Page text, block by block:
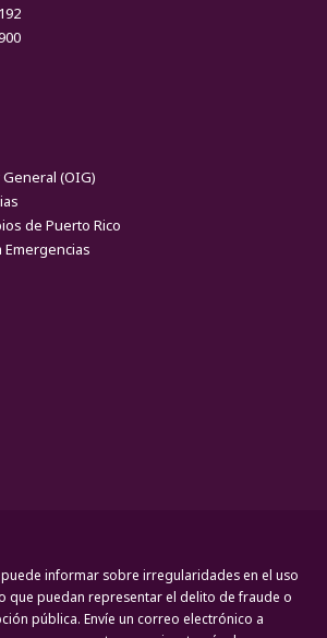
(OIG)
de Puerto Rico
Emergencias
informar sobre irregularidades en el uso
que puedan representar el delito de fraude o
pública. Envíe un correo electrónico a